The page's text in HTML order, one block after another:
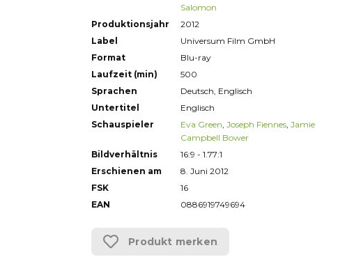
Salomon
Produktionsjahr
2012
Label
Universum Film GmbH
Format
Blu-ray
Laufzeit (min)
500
Sprachen
Deutsch, Englisch
Untertitel
Englisch
Schauspieler
Eva Green, Joseph Fiennes, Jamie
Campbell Bower
Bildverhältnis
16:9 - 1.77:1
Erschienen am
8. Juni 2012
FSK
16
EAN
0886919749694
Produkt merken